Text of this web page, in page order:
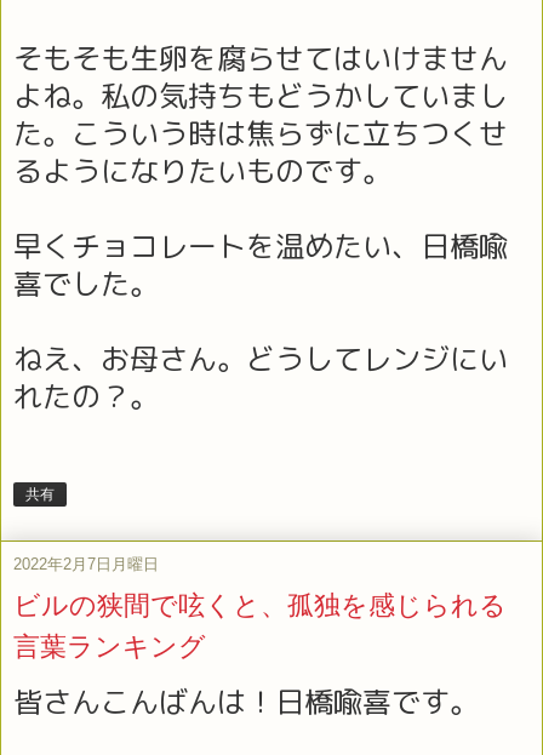
そもそも生卵を腐らせてはいけません
よね。私の気持ちもどうかしていまし
た。こういう時は焦らずに立ちつくせ
るようになりたいものです。
早くチョコレートを温めたい、日橋喩
喜でした。
ねえ、お母さん。どうしてレンジにい
れたの？。
共有
2022年2月7日月曜日
ビルの狭間で呟くと、孤独を感じられる
言葉ランキング
皆さんこんばんは！日橋喩喜です。